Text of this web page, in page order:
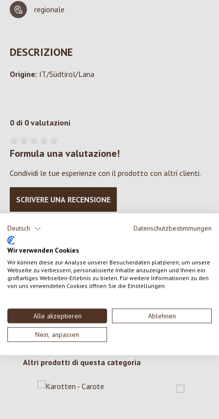
Deutsch Datenschutzbestimmungen
Wir verwenden Cookies
Wir können diese zur Analyse unserer Besucherdaten platzieren, um unsere
Webseite zu verbessern, personalisierte Inhalte anzuzeigen und Ihnen ein
großartiges Webseiten-Erlebnis zu bieten. Für weitere Informationen zu den
von uns verwendeten Cookies öffnen Sie die Einstellungen.
Alle akzeptieren Ablehnen
Nein, anpassen
regionale
DESCRIZIONE
Origine: IT/Südtirol/Lana
0 di 0 valutazioni
Valutazione media di 0 su 5 stelle
Formula una valutazione!
Condividi le tue esperienze con il prodotto con altri clienti.
SCRIVERE UNA RECENSIONE
Visualizza le valutazioni solo nella lingua corrente.
Nessuna recensione trovata Condividi le tue opinioni
con gli altri.
Salta la galleria dei prodotti
Altri prodotti di questa categoria